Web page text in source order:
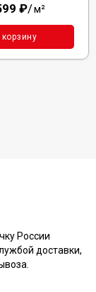
₽/м²
России
доставки,